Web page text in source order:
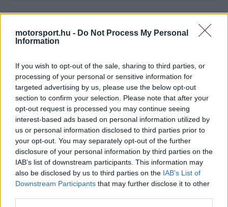
motorsport.hu - Do Not Process My Personal
Information
If you wish to opt-out of the sale, sharing to third parties, or
processing of your personal or sensitive information for
targeted advertising by us, please use the below opt-out
section to confirm your selection. Please note that after your
opt-out request is processed you may continue seeing
interest-based ads based on personal information utilized by
us or personal information disclosed to third parties prior to
your opt-out. You may separately opt-out of the further
disclosure of your personal information by third parties on the
IAB’s list of downstream participants. This information may
also be disclosed by us to third parties on the IAB’s List of
Downstream Participants that may further disclose it to other
Toto Wolff már támogatta
az irányt, miközben Laurent Mekies, a Red Bull
különösen a Forddal indított új motorprojekt miatt.
A vita azonban nem egyoldalú, Juan Pablo
Montoya szerinta V8-as korszak versenyei
sokszor inkább tesztnapokra emlékeztettek.
EZEKET IS AJÁNLJUK
FORMA-1
Montoya átlátott Verstappen
trükkjén és elárulta a távozási